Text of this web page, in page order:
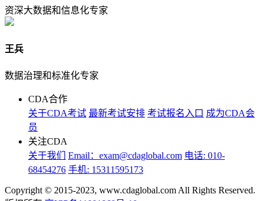
资深大数据和信息化专家
王兵
数据治理和标准化专家
CDA合作
关于CDA考试 最新考试安排 考试报名入口 成为CDA会
员
关注CDA
关于我们
Email：exam@cdaglobal.com 电话: 010-
68454276 手机: 15311595173
Copyright © 2015-2023, www.cdaglobal.com All Rights Reserved.